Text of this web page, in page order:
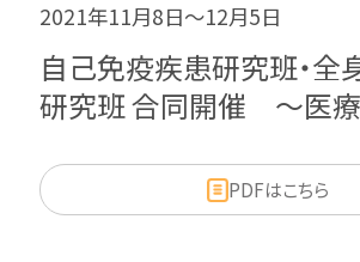
2021年11月8日～12月5日
自己免疫疾患研究班・全
研究班 合同開催 ～医
PDFはこちら